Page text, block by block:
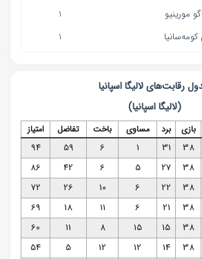
مورینیو
1
1
رقابت‌هایلالیگا اسپانیا
(لالیگا اسپانیا)
بازی برد مساوی باخت تفاضل امتیاز
38
31
1
6
59
94
38
27
5
6
42
86
38
22
6
10
26
72
38
21
6
11
18
69
38
15
15
8
11
60
38
14
12
12
5
54